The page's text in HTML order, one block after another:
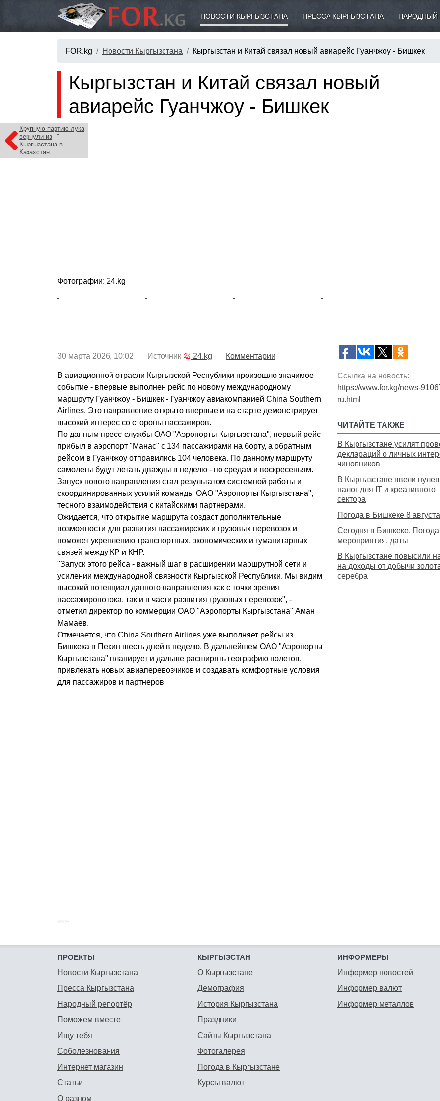
НОВОСТИ КЫРГЫЗСТАНА ПРЕССА КЫРГЫЗСТАНА НАРОДНЫЙ
FOR.kg Новости Кыргызстана Кыргызстан и Китай связал новый авиарейс Гуанчжоу - Бишкек
Крупную партию лука
вернули из
Кыргызстана в
Казахстан
Кыргызстан и Китай связал новый
авиарейс Гуанчжоу - Бишкек
Фотографии: 24.kg
30 марта 2026, 10:02 Источник 24.kg Комментарии
В авиационной отрасли Кыргызской Республики произошло значимое
событие - впервые выполнен рейс по новому международному
маршруту Гуанчжоу - Бишкек - Гуанчжоу авиакомпанией China Southern
Airlines. Это направление открыто впервые и на старте демонстрирует
высокий интерес со стороны пассажиров.
По данным пресс-службы ОАО "Аэропорты Кыргызстана", первый рейс
прибыл в аэропорт "Манас" с 134 пассажирами на борту, а обратным
рейсом в Гуанчжоу отправились 104 человека. По данному маршруту
самолеты будут летать дважды в неделю - по средам и воскресеньям.
Запуск нового направления стал результатом системной работы и
скоординированных усилий команды ОАО "Аэропорты Кыргызстана",
тесного взаимодействия с китайскими партнерами.
Ожидается, что открытие маршрута создаст дополнительные
возможности для развития пассажирских и грузовых перевозок и
поможет укреплению транспортных, экономических и гуманитарных
связей между КР и КНР.
"Запуск этого рейса - важный шаг в расширении маршрутной сети и
усилении международной связности Кыргызской Республики. Мы видим
высокий потенциал данного направления как с точки зрения
пассажиропотока, так и в части развития грузовых перевозок", -
отметил директор по коммерции ОАО "Аэропорты Кыргызстана" Аман
Мамаев.
Отмечается, что China Southern Airlines уже выполняет рейсы из
Бишкека в Пекин шесть дней в неделю. В дальнейшем ОАО "Аэропорты
Кыргызстана" планирует и дальше расширять географию полетов,
привлекать новых авиаперевозчиков и создавать комфортные условия
для пассажиров и партнеров.
Ссылка на новость:
https://www.for.kg/news-
ru.html
ЧИТАЙТЕ ТАКЖЕ
В Кыргызстане усилят
деклараций о личных
чиновников
В Кыргызстане ввели
налог для IT и креативного
сектора
Погода в Бишкеке 8 августа
Сегодня в Бишкеке.
мероприятия, даты
В Кыргызстане повысили
на доходы от добычи
серебра
SAPE:
ПРОЕКТЫ
Новости Кыргызстана
Пресса Кыргызстана
Народный репортёр
Поможем вместе
Ищу тебя
Соболезнования
Интернет магазин
Статьи
О разном
КЫРГЫЗСТАН
О Кыргызстане
Демография
История Кыргызстана
Праздники
Сайты Кыргызстана
Фотогалерея
Погода в Кыргызстане
Курсы валют
ИНФОРМЕРЫ
Информер новостей
Информер валют
Информер металлов